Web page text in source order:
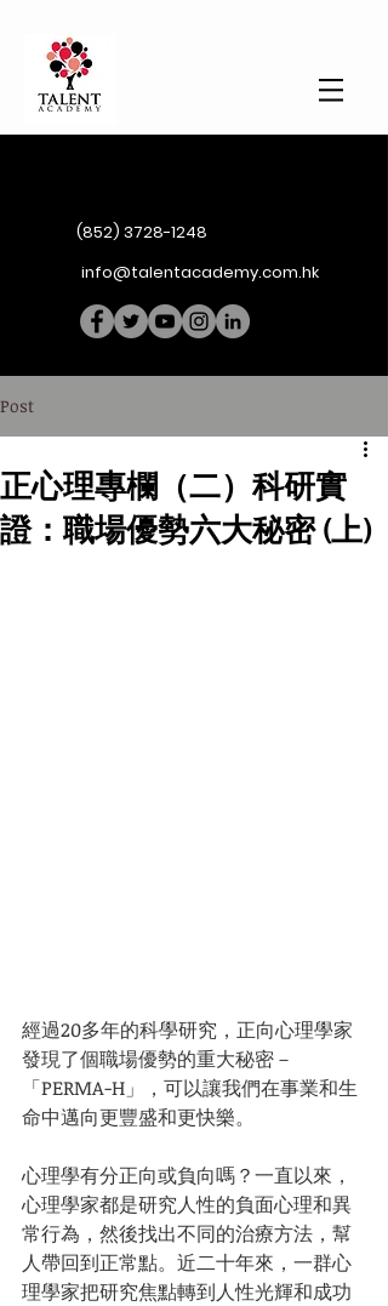
(852) 3728-1248
info@talentacademy.com.hk
Post
正心理專欄（二）科研實
證：職場優勢六大秘密 (上)
經過20多年的科學研究，正向心理學家
發現了個職場優勢的重大秘密－
「PERMA-H」，可以讓我們在事業和生
命中邁向更豐盛和更快樂。
心理學有分正向或負向嗎？一直以來，
心理學家都是研究人性的負面心理和異
常行為，然後找出不同的治療方法，幫
人帶回到正常點。近二十年來，一群心
理學家把研究焦點轉到人性光輝和成功